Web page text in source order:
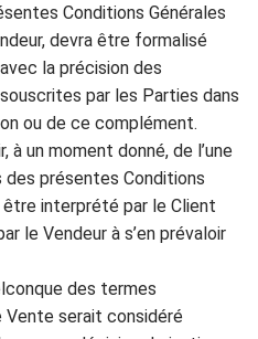
Conditions Générales
, devra être formalisé
la précision des
es par les Parties dans
ou de ce complément.
à un moment donné, de l’une
des présentes Conditions
interprété par le Client
le Vendeur à s’en prévaloir
des termes
Vente serait considéré